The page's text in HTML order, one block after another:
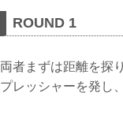
ROUND 1
両者まずは距離を探
プレッシャーを発し